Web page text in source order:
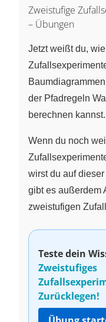
+ P(ng, g)
=
\dfrac{1}
{3} \cdot
\dfrac{2}
\dfrac{2}
{3} \cdot
\dfrac{1}
\dfrac{2}
{9} +
\dfrac{2}
\dfrac{4}
{9}
Zweistufige
– Übungen
Jetzt weißt du,
der Pfadregeln
berechnen kannst.
Wenn du noch
wirst du auf
gibt es außerdem
zweistufigen
Teste dein
Zweistufiges
Zurücklegen!